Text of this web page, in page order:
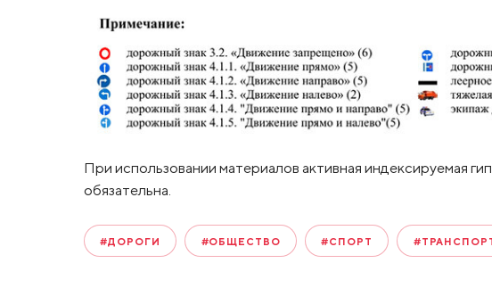
При использовании материалов активная индексируемая
обязательна.
#ДОРОГИ #ОБЩЕСТВО #СПОРТ